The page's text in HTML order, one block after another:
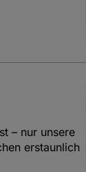
– nur unsere
erstaunlich